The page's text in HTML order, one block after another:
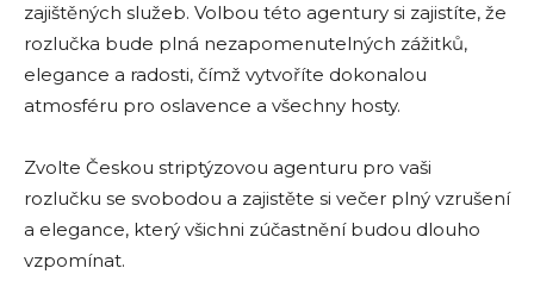
zajištěných služeb. Volbou této agentury si zajistíte, že
rozlučka bude plná nezapomenutelných zážitků,
elegance a radosti, čímž vytvoříte dokonalou
atmosféru pro oslavence a všechny hosty.
Zvolte Českou striptýzovou agenturu pro vaši
rozlučku se svobodou a zajistěte si večer plný vzrušení
a elegance, který všichni zúčastnění budou dlouho
vzpomínat.